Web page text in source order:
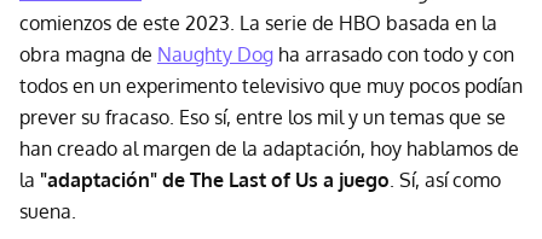
comienzos de este 2023. La serie de HBO basada en la
obra magna de Naughty Dog ha arrasado con todo y con
todos en un experimento televisivo que muy pocos podían
prever su fracaso. Eso sí, entre los mil y un temas que se
han creado al margen de la adaptación, hoy hablamos de
la "adaptación" de The Last of Us a juego . Sí, así como
suena.